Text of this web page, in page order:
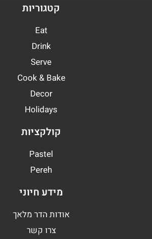
קטגוריות
Eat
Drink
Serve
Cook & Bake
Decor
Holidays
קולקציות
Pastel
Pereh
מידע חיוני
אודות הדר מלאך
צרו קשר